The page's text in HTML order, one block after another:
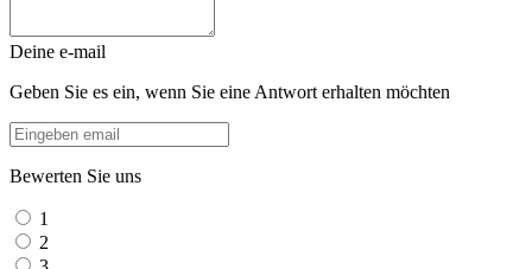
Deine e-mail
Geben Sie es ein, wenn Sie eine Antwort erhalten möchten
Bewerten Sie uns
1
2